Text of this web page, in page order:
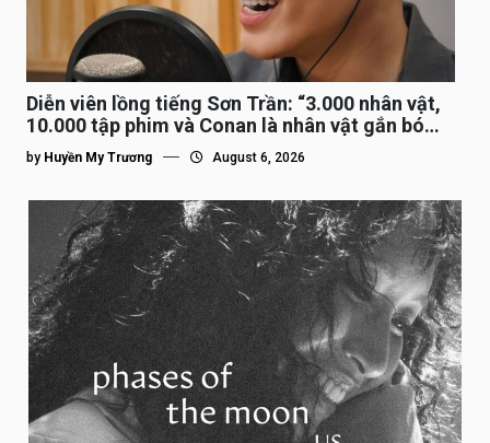
Diễn viên lồng tiếng Sơn Trần: “3.000 nhân vật,
10.000 tập phim và Conan là nhân vật gắn bó
lâu nhất”
by Huyền My Trương August 6, 2026